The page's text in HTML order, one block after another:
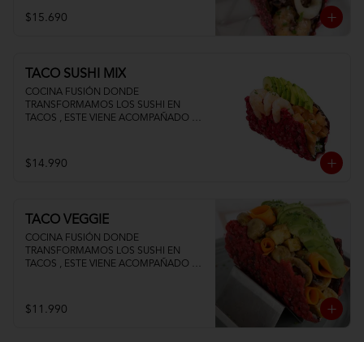
$15.690
TACO SUSHI MIX
COCINA FUSIÓN DONDE
TRANSFORMAMOS LOS SUSHI EN
TACOS , ESTE VIENE ACOMPAÑADO DE
$14.990
TACO VEGGIE
COCINA FUSIÓN DONDE
TRANSFORMAMOS LOS SUSHI EN
TACOS , ESTE VIENE ACOMPAÑADO DE
$11.990